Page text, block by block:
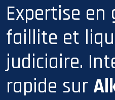
Expertise en
faillite et
judiciaire.
rapide sur